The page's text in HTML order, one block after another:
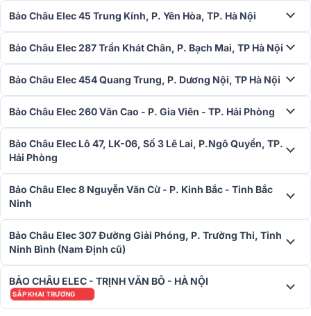
Vỏ được tối ưu hóa cho máy tính được làm từ vật liệu composite và
mang lại hiệu suất tuyệt vời trong khi vẫn nhỏ gọn và nhẹ để dễ
dàng di chuyển và khối lượng bên trong được tối ưu hóa.
Màn hình LCD phía sau để dễ dàng điều chỉnh các cài đặt và cài đặt
trước. Sở hữu kích thước các chiều cao, rộng, sâu lần lượt là 243
mm x 507 mm x 420 mm và trọng lượng chỉ 16,8 kg.
Bảo Châu Elec 45 Trung Kính, P. Yên Hòa, TP. Hà Nội
Bảo Châu Elec 287 Trần Khát Chân, P. Bạch Mai, TP Hà Nội
Bảo Châu Elec 454 Quang Trung, P. Dương Nội, TP Hà Nội
Bảo Châu Elec 260 Văn Cao - P. Gia Viên - TP. Hải Phòng
Bảo Châu Elec Lô 47, LK-06, Số 3 Lê Lai, P.Ngô Quyền, TP.
Hải Phòng
Bảo Châu Elec 8 Nguyễn Văn Cừ - P. Kinh Bắc - Tỉnh Bắc
Ninh
Bảo Châu Elec 307 Đường Giải Phóng, P. Trường Thi, Tỉnh
Ninh Bình (Nam Định cũ)
BẢO CHÂU ELEC - TRỊNH VĂN BÔ - HÀ NỘI
SẮP KHAI TRƯƠNG